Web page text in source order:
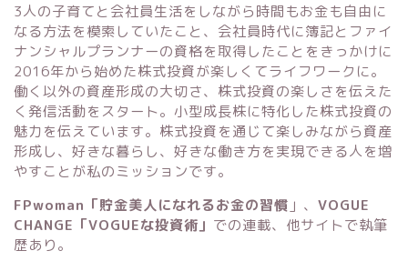
3人の子育てと会社員生活をしながら時間もお金も自由に
なる方法を模索していたこと、会社員時代に簿記とファイ
ナンシャルプランナーの資格を取得したことをきっかけに
2016年から始めた株式投資が楽しくてライフワークに。
働く以外の資産形成の大切さ、株式投資の楽しさを伝えた
く発信活動をスタート。小型成長株に特化した株式投資の
魅力を伝えています。株式投資を通じて楽しみながら資産
形成し、好きな暮らし、好きな働き方を実現できる人を増
やすことが私のミッションです。
FPwoman「貯金美人になれるお金の習慣 」 、 VOGUE
CHANGE「VOGUEな投資術」 での連載、他サイトで執筆
歴あり。